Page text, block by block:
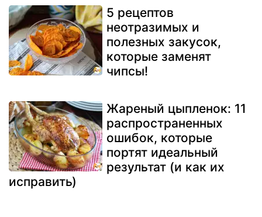
5 рецептов
неотразимых и
полезных закусок,
которые заменят
чипсы!
Жареный цыпленок: 11
распространенных
ошибок, которые
портят идеальный
результат (и как их
исправить)